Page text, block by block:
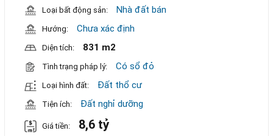
Loại bất động sản: Nhà đất bán
Hướng: Chưa xác định
Diện tích: 831 m2
Tình trạng pháp lý: Có sổ đỏ
Loại hình đất: Đất thổ cư
Tiện ích: Đất nghỉ dưỡng
Giá tiền: 8,6 tỷ